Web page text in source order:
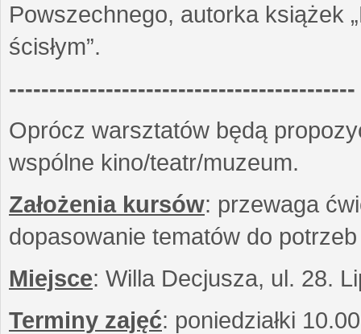
Powszechnego, autorka książek
ścisłym”.
-------------------------------------------
Oprócz warsztatów będą
wspólne kino/teatr/muzeum.
Założenia kursów: przewaga
dopasowanie tematów do
Miejsce: Willa Decjusza, ul. 28.
Terminy zajęć: poniedziałki